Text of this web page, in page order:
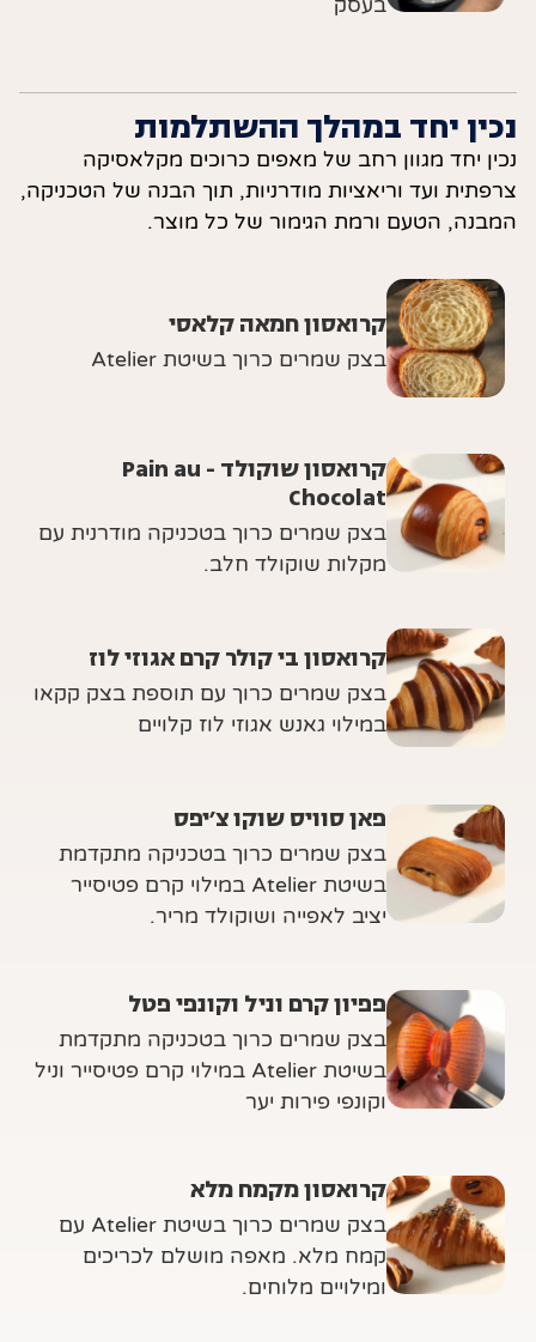
נכין יחד במהלך ההשתלמות
נכין יחד מגוון רחב של מאפים כרוכים מקלאסיקה
צרפתית ועד וריאציות מודרניות, תוך הבנה של הטכניקה,
המבנה, הטעם ורמת הגימור של כל מוצר.
קרואסון חמאה קלאסי
בצק שמרים כרוך בשיטת Atelier
קרואסון שוקולד - Pain au
Chocolat
בצק שמרים כרוך בטכניקה מודרנית עם
מקלות שוקולד חלב.
קרואסון בי קולר קרם אגוזי לוז
בצק שמרים כרוך עם תוספת בצק קקאו
במילוי גאנש אגוזי לוז קלויים
פאן סוויס שוקו צ׳יפס
בצק שמרים כרוך בטכניקה מתקדמת
בשיטת Atelier במילוי קרם פטיסייר
יציב לאפייה ושוקולד מריר.
פפיון קרם וניל וקונפי פטל
בצק שמרים כרוך בטכניקה מתקדמת
בשיטת Atelier במילוי קרם פטיסייר וניל
וקונפי פירות יער
קרואסון מקמח מלא
בצק שמרים כרוך בשיטת Atelier עם
קמח מלא. מאפה מושלם לכריכים
ומילויים מלוחים.